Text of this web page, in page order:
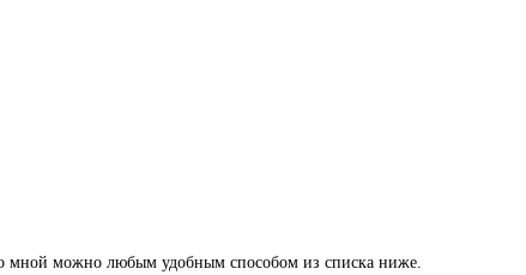
мной можно любым удобным способом из списка ниже.